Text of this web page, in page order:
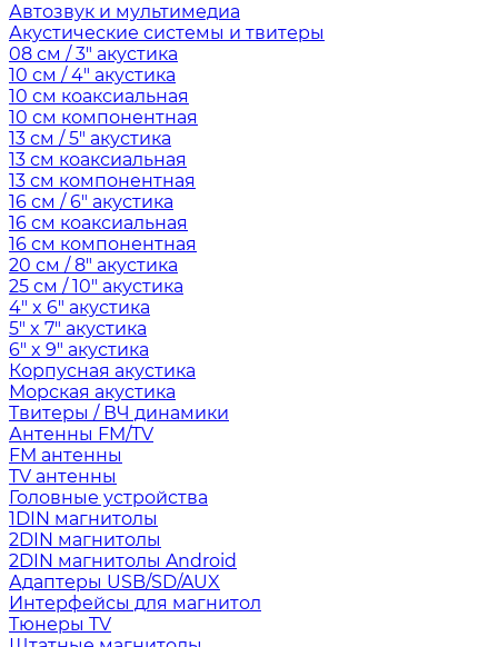
Автозвук и мультимедиа
Акустические системы и твитеры
08 см / 3" акустика
10 см / 4" акустика
10 см коаксиальная
10 см компонентная
13 см / 5" акустика
13 см коаксиальная
13 см компонентная
16 см / 6" акустика
16 см коаксиальная
16 см компонентная
20 см / 8" акустика
25 см / 10" акустика
4" x 6" акустика
5" x 7" акустика
6" x 9" акустика
Корпусная акустика
Морская акустика
Твитеры / ВЧ динамики
Антенны FM/TV
FM антенны
TV антенны
Головные устройства
1DIN магнитолы
2DIN магнитолы
2DIN магнитолы Android
Адаптеры USB/SD/AUX
Интерфейсы для магнитол
Тюнеры TV